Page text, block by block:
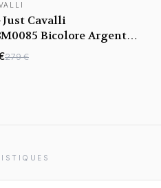
Cavalli
Bicolore Argenté
279 €